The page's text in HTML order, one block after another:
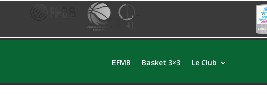
EFMB Basket 3×3 Le Club